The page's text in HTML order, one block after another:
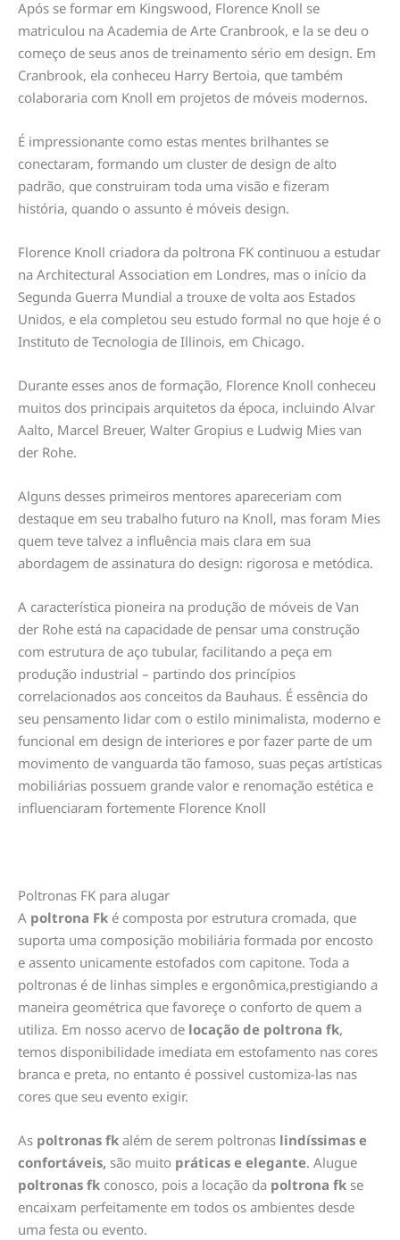
Após se formar em Kingswood, Florence Knoll se
matriculou na Academia de Arte Cranbrook, e la se deu o
começo de seus anos de treinamento sério em design. Em
Cranbrook, ela conheceu Harry Bertoia, que também
colaboraria com Knoll em projetos de móveis modernos.
É impressionante como estas mentes brilhantes se
conectaram, formando um cluster de design de alto
padrão, que construiram toda uma visão e fizeram
história, quando o assunto é móveis design.
Florence Knoll criadora da poltrona FK continuou a estudar
na Architectural Association em Londres, mas o início da
Segunda Guerra Mundial a trouxe de volta aos Estados
Unidos, e ela completou seu estudo formal no que hoje é o
Instituto de Tecnologia de Illinois, em Chicago.
Durante esses anos de formação, Florence Knoll conheceu
muitos dos principais arquitetos da época, incluindo Alvar
Aalto, Marcel Breuer, Walter Gropius e Ludwig Mies van
der Rohe.
Alguns desses primeiros mentores apareceriam com
destaque em seu trabalho futuro na Knoll, mas foram Mies
quem teve talvez a influência mais clara em sua
abordagem de assinatura do design: rigorosa e metódica.
A característica pioneira na produção de móveis de Van
der Rohe está na capacidade de pensar uma construção
com estrutura de aço tubular, facilitando a peça em
produção industrial – partindo dos princípios
correlacionados aos conceitos da Bauhaus. É essência do
seu pensamento lidar com o estilo minimalista, moderno e
funcional em design de interiores e por fazer parte de um
movimento de vanguarda tão famoso, suas peças artísticas
mobiliárias possuem grande valor e renomação estética e
influenciaram fortemente Florence Knoll
Poltronas FK para alugar
A poltrona Fk é composta por estrutura cromada, que
suporta uma composição mobiliária formada por encosto
e assento unicamente estofados com capitone. Toda a
poltronas é de linhas simples e ergonômica,prestigiando a
maneira geométrica que favoreçe o conforto de quem a
utiliza. Em nosso acervo de locação de poltrona fk,
temos disponibilidade imediata em estofamento nas cores
branca e preta, no entanto é possivel customiza-las nas
cores que seu evento exigir.
As poltronas fk além de serem poltronas lindíssimas e
confortáveis, são muito práticas e elegante. Alugue
poltronas fk conosco, pois a locação da poltrona fk se
encaixam perfeitamente em todos os ambientes desde
uma festa ou evento.